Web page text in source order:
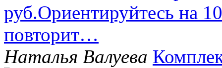
руб.Ориентируйтесь на
повторит…
Наталья Валуева